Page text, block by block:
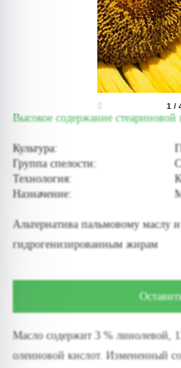
1 /
Высокое содержание
Культура:
Группа спелости:
Технология:
Назначение:
Альтернатива пальмовому маслу
гидрогенизированным жирам
Масло содержит 3 % линолевой,
олеиновой кислот. Измененный